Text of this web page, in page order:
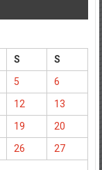
S
S
5
6
12
13
19
20
26
27